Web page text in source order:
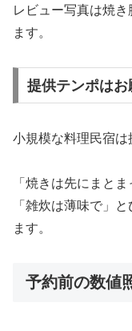
レビュー写真は焼
ます。
提供テンポは
小規模な料理民宿は
「焼きは先にまと
「雑炊は薄味で」
ます。
予約前の数値